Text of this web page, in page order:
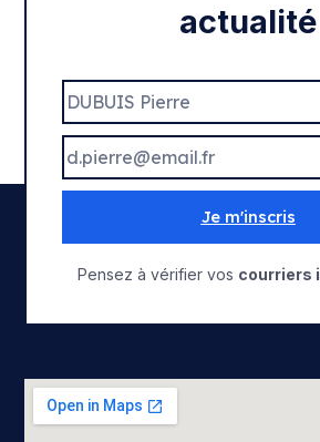
actualité
Je m'inscris
Pensez à vérifier vos courriers